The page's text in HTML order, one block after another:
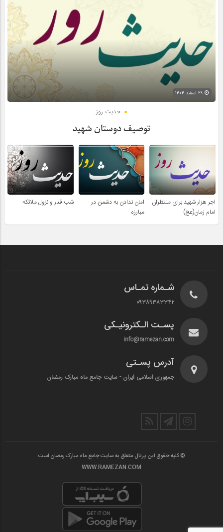
حدیث روز
توصیف دوستان شهید
اجر هزار شهید برای منتظران
امام زمان(عج)
امان ندادن به دشمن در
مبارزه
شب قدر و نزول ملائکه
شـماره تمـاس
۰۹۳۸۹۳۸۳۳۴۲
پسـت الـکترونیـکی
info@ramezan.com
آدرس پسـتی
جمهوری اسلامی ایران - سایت جامع ماه مبارک رمضان
© کلیه حقوق این پرتال متعلق به سایت جامع ماه مبارک رمضان است
WWW.RAMEZAN.COM